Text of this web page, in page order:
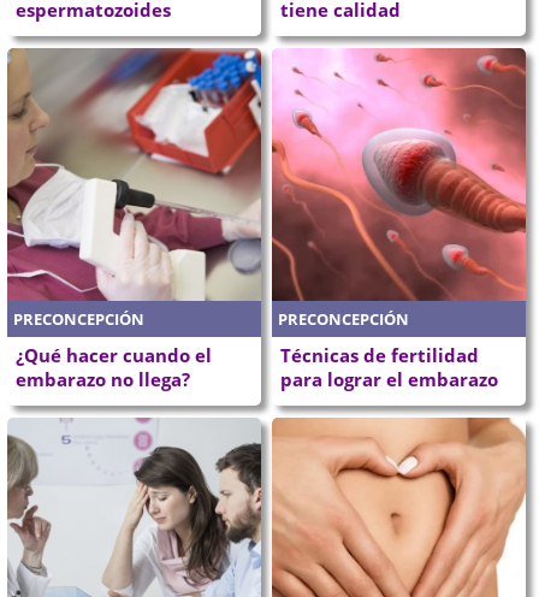
espermatozoides tiene calidad
PRECONCEPCIÓN
¿Qué hacer cuando el
embarazo no llega?
PRECONCEPCIÓN
Técnicas de fertilidad
para lograr el embarazo